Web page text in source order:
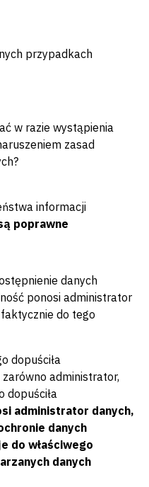
przypadkach
w razie wystąpienia
zasad
informacji
poprawne
danych
ponosi administrator
do tego
dopuściła
administrator,
dopuściła
administrator danych,
danych
do właściwego
danych